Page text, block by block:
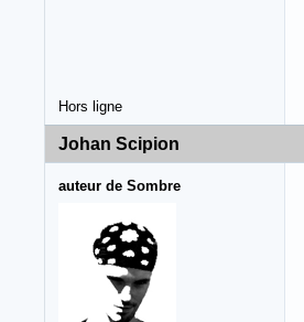
Hors ligne
Johan Scipion
auteur de Sombre